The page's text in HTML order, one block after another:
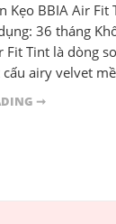
Kẹo BBIA Air Fit
36 tháng
Fit Tint là dòng
cấu airy velvet
➞